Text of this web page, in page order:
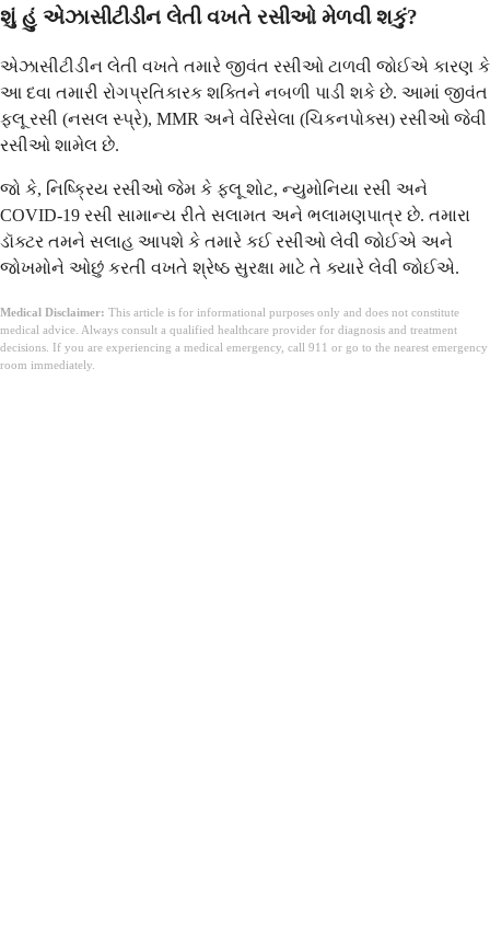
શું હું એઝાસીટીડીન લેતી વખતે રસીઓ મેળવી શકું?
એઝાસીટીડીન લેતી વખતે તમારે જીવંત રસીઓ ટાળવી જોઈએ કારણ કે
આ દવા તમારી રોગપ્રતિકારક શક્તિને નબળી પાડી શકે છે. આમાં જીવંત
ફ્લૂ રસી (નસલ સ્પ્રે), MMR અને વેરિસેલા (ચિકનપોક્સ) રસીઓ જેવી
રસીઓ શામેલ છે.
જો કે, નિષ્ક્રિય રસીઓ જેમ કે ફ્લૂ શોટ, ન્યુમોનિયા રસી અને
COVID-19 રસી સામાન્ય રીતે સલામત અને ભલામણપાત્ર છે. તમારા
ડૉક્ટર તમને સલાહ આપશે કે તમારે કઈ રસીઓ લેવી જોઈએ અને
જોખમોને ઓછું કરતી વખતે શ્રેષ્ઠ સુરક્ષા માટે તે ક્યારે લેવી જોઈએ.
Medical Disclaimer: This article is for informational purposes only and does not constitute
medical advice. Always consult a qualified healthcare provider for diagnosis and treatment
decisions. If you are experiencing a medical emergency, call 911 or go to the nearest emergency
room immediately.